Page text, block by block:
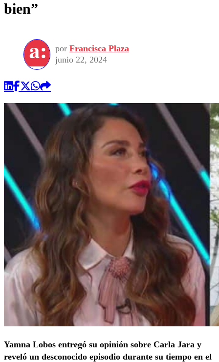
bien”
por Francisca Plaza
junio 22, 2024
Yamna Lobos entregó su opinión sobre Carla Jara y
reveló un desconocido episodio durante su tiempo en el